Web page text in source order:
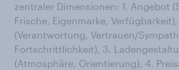
zentraler Dimensionen: 1. Angebot
Frische, Eigenmarke,
(Verantwortung, Vertrauen/
Fortschrittlichkeit), 3.
(Atmosphäre, Orientierung), 4.